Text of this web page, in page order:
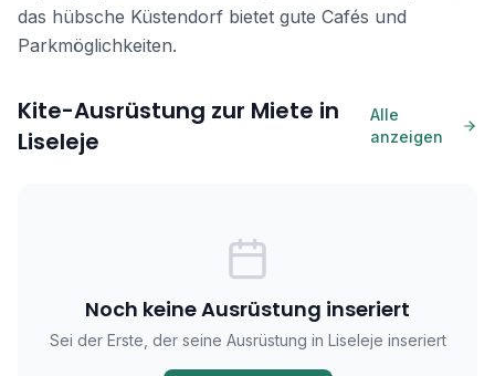
das hübsche Küstendorf bietet gute Cafés und
Parkmöglichkeiten.
Kite-Ausrüstung zur Miete in
Liseleje
Alle
anzeigen
Noch keine Ausrüstung inseriert
Sei der Erste, der seine Ausrüstung in Liseleje inseriert